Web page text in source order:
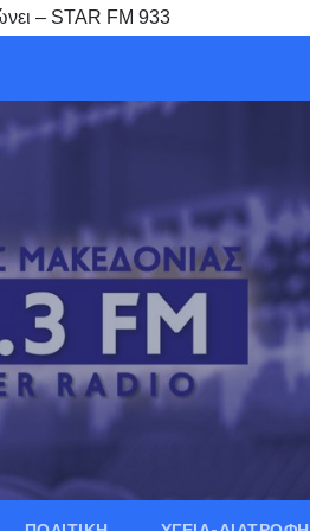
– STAR FM 933